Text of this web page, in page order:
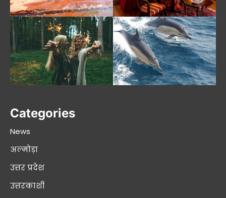
Categories
News
अल्मोड़ा
उत्तर प्रदेश
उत्तरकाशी